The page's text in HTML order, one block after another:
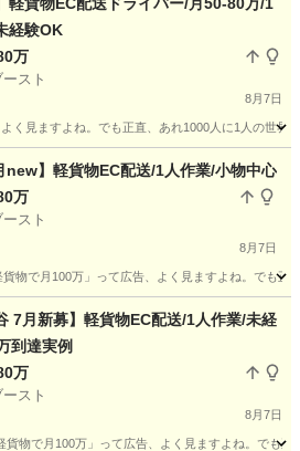
経験OK
万
スト
8月7日
よく見ますよね。でも正直、あれ1000人に1人の世
ドライバー 80万
new】軽貨物EC配送/1人作業/小物中心
万
スト
8月7日
貨物で月100万」って広告、よく見ますよね。でも
ドライバー 貨物
7月新募】軽貨物EC配送/1人作業/未経
到達実例
万
スト
8月7日
貨物で月100万」って広告、よく見ますよね。でも